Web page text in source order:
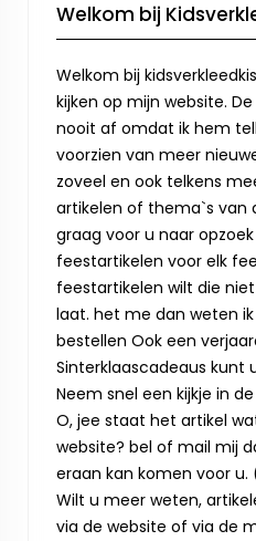
Welkom bij
Welkom bij
kijken op mijn website.
nooit af omdat ik hem
voorzien van meer
zoveel en ook telkens
artikelen of thema`s van
graag voor u naar
feestartikelen voor elk
feestartikelen wilt die
laat. het me dan weten
bestellen Ook een
Sinterklaascadeaus kunt
Neem snel een kijkje in
O, jee staat het artikel
website? bel of mail mij
eraan kan komen voor
Wilt u meer weten,
via de website of via de